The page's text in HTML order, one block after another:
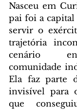
Nasceu em
pai foi a capital
servir o
trajetória
cenário
comunidade
Ela faz parte
invisível para
que